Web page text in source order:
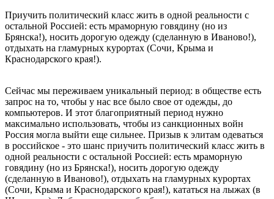
Приучить политический класс жить в одной реальности с
остальной Россией: есть мраморную говядину (но из
Брянска!), носить дорогую одежду (сделанную в Иваново!),
отдыхать на гламурных курортах (Сочи, Крыма и
Краснодарского края!).
Сейчас мы переживаем уникальный период: в обществе есть
запрос на то, чтобы у нас все было свое от одежды, до
компьютеров. И этот благоприятный период нужно
максимально использовать, чтобы из санкционных войн
Россия могла выйти еще сильнее. Призыв к элитам одеваться
в российское - это шанс приучить политический класс жить в
одной реальности с остальной Россией: есть мраморную
говядину (но из Брянска!), носить дорогую одежду
(сделанную в Иваново!), отдыхать на гламурных курортах
(Сочи, Крыма и Краснодарского края!), кататься на лыжах (в